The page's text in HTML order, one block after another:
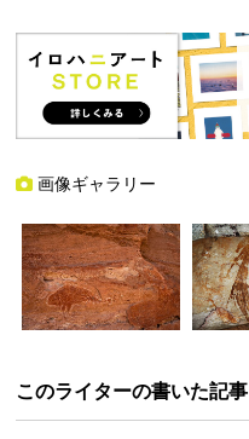
画像ギャラリー
このライターの書いた記事